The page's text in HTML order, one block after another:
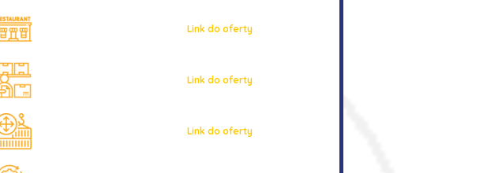
Link do oferty
Link do oferty
Link do oferty